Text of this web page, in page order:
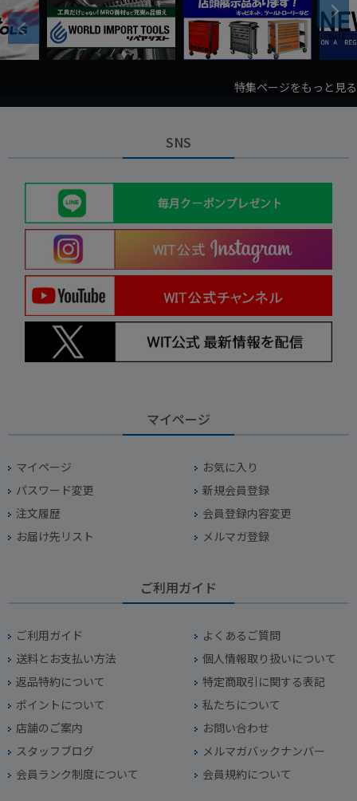
Previous
Next
特集ページをもっと見る
SNS
マイページ
マイページ
お気に入り
パスワード変更
新規会員登録
注文履歴
会員登録内容変更
お届け先リスト
メルマガ登録
ご利用ガイド
ご利用ガイド
よくあるご質問
送料とお支払い方法
個人情報取り扱いについて
返品特約について
特定商取引に関する表記
ポイントについて
私たちについて
店舗のご案内
お問い合わせ
スタッフブログ
メルマガバックナンバー
会員ランク制度について
会員規約について